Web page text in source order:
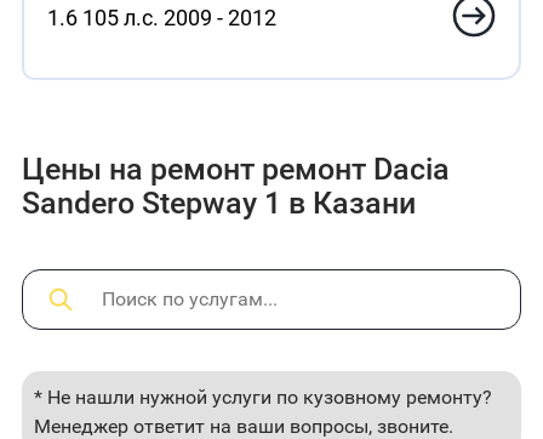
1.6 105 л.с. 2009 - 2012
Цены на ремонт ремонт Dacia
Sandero Stepway 1 в Казани
* Не нашли нужной услуги по кузовному ремонту?
Менеджер ответит на ваши вопросы, звоните.